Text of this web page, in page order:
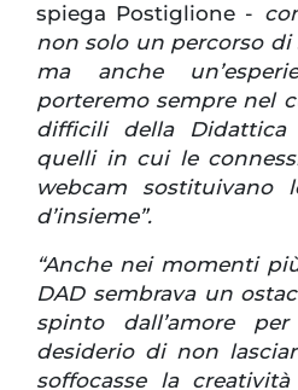
spiega Postiglione -
non solo un percorso
ma anche
porteremo sempre nel
difficili della Didattica
quelli in cui le
webcam
d’insieme”.
“Anche nei momenti
DAD sembrava un
spinto dall’amore
desiderio di non
soffocasse la